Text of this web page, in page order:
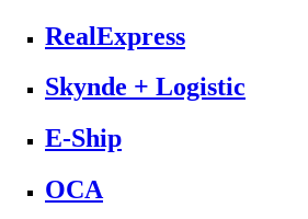
RealExpress
Skynde + Logistic
E-Ship
OCA